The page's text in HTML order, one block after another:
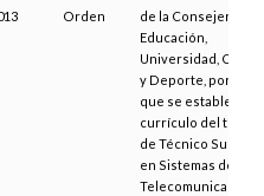
Orden
de la Consejera de
Educación,
Universidad,
y Deporte, por la
que se establece el
currículo del título
de Técnico
en Sistemas de